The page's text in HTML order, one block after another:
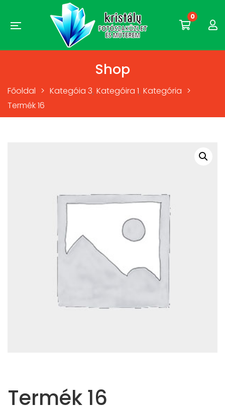
0
Shop
Főoldal > Kategóia 3, Kategóira 1, Kategória >
Termék 16
Termék 16